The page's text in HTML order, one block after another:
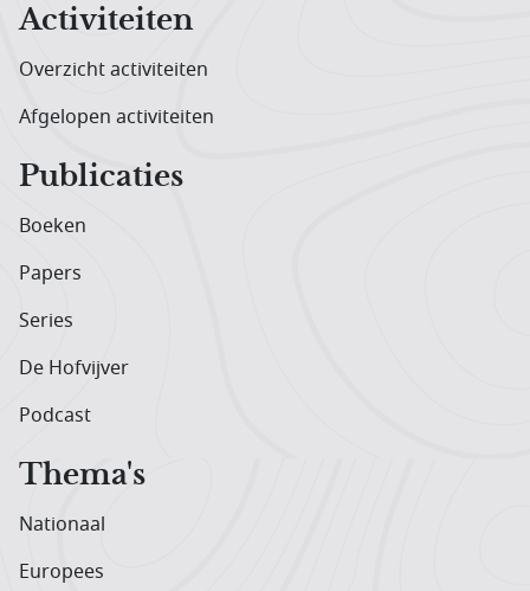
Activiteiten
Overzicht activiteiten
Afgelopen activiteiten
Publicaties
Boeken
Papers
Series
De Hofvijver
Podcast
Thema's
Nationaal
Europees